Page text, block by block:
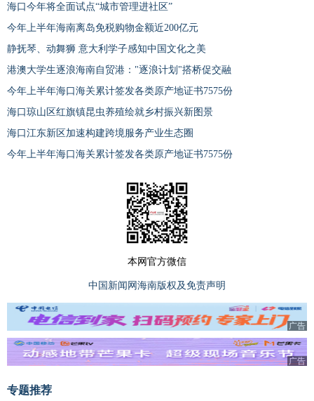
海口今年将全面试点“城市管理进社区”
今年上半年海南离岛免税购物金额近200亿元
静抚琴、动舞狮 意大利学子感知中国文化之美
港澳大学生逐浪海南自贸港："逐浪计划"搭桥促交融
今年上半年海口海关累计签发各类原产地证书7575份
海口琼山区红旗镇昆虫养殖绘就乡村振兴新图景
海口江东新区加速构建跨境服务产业生态圈
今年上半年海口海关累计签发各类原产地证书7575份
本网官方微信
中国新闻网海南版权及免责声明
广告
广告
专题推荐